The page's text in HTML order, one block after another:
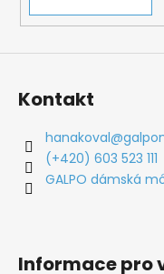
Kontakt
hanakoval@
(+420) 603 523 111
GALPO dámská
Informace pro